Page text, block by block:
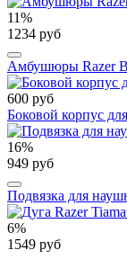
11%
1234 руб
Амбушюры Razer
600 руб
Боковой корпус
16%
949 руб
Подвязка для
6%
1549 руб